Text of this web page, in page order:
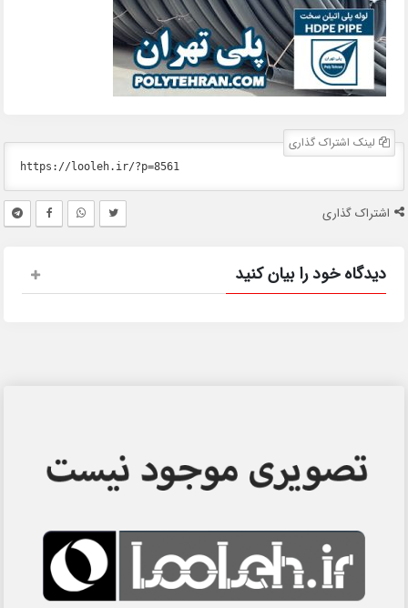
لینک اشتراک گذاری
اشتراک گذاری
دیدگاه خود را بیان کنید